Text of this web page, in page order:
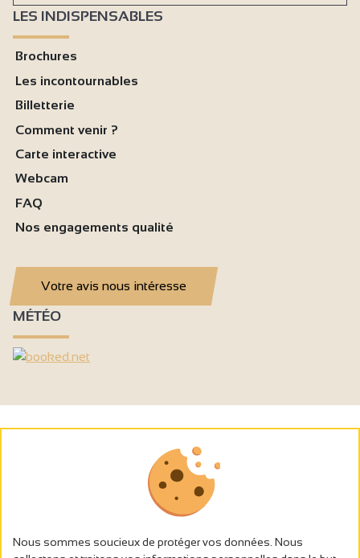
LES INDISPENSABLES
Brochures
Les incontournables
Billetterie
Comment venir ?
Carte interactive
Webcam
FAQ
Nos engagements qualité
Votre avis nous intéresse
MÉTÉO
Nous sommes soucieux de protéger vos données. Nous